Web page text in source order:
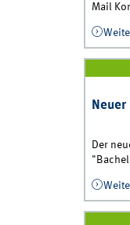
Mail
Der